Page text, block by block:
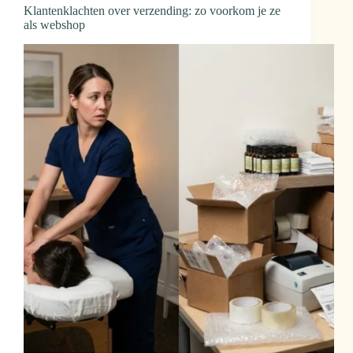
Klantenklachten over verzending: zo voorkom je ze
als webshop